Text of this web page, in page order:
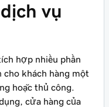
vụ
hợp nhiều phần
khách hàng một
hoặc thủ công.
cửa hàng của